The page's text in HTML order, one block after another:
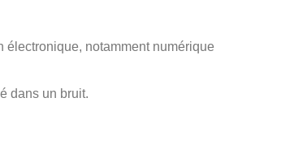
électronique, notamment numérique
dans un bruit.